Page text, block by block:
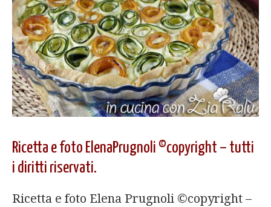
Ricetta e foto ElenaPrugnoli ©copyright – tutti
i diritti riservati.
Ricetta e foto Elena Prugnoli ©copyright –